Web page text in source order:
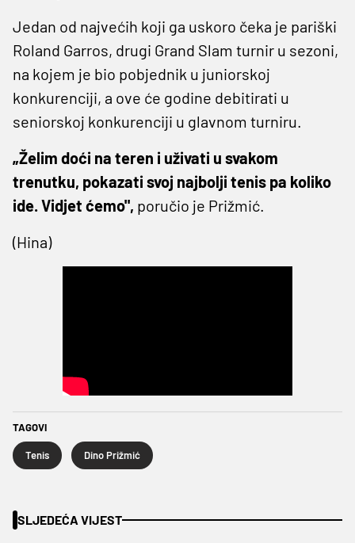
Jedan od najvećih koji ga uskoro čeka je pariški
Roland Garros, drugi Grand Slam turnir u sezoni,
na kojem je bio pobjednik u juniorskoj
konkurenciji, a ove će godine debitirati u
seniorskoj konkurenciji u glavnom turniru.
„Želim doći na teren i uživati u svakom
trenutku, pokazati svoj najbolji tenis pa koliko
ide. Vidjet ćemo", poručio je Prižmić.
(Hina)
TAGOVI
Tenis Dino Prižmić
SLJEDEĆA VIJEST